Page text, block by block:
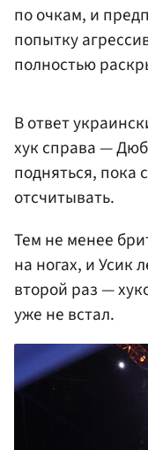
по очкам, и
попытку
полностью
В ответ
хук справа —
подняться, пока
отсчитывать.
Тем не менее
на ногах, и Усик
второй раз —
уже не встал.